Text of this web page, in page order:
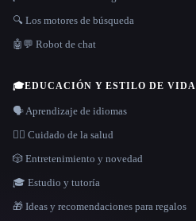
🔍 Los motores de búsqueda
🤖💬 Robot de chat
🎓EDUCACIÓN Y ESTILO DE VIDA
🗣️ Aprendizaje de idiomas
👩‍⚕️ Cuidado de la salud
🎲 Entretenimiento y novedad
🎓 Estudio y tutoría
🎁 Ideas y recomendaciones para regalos